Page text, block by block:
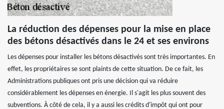
La réduction des dépenses pour la mise en place
des bétons désactivés dans le 24 et ses environs
Les dépenses pour installer les bétons désactivés sont très importantes. En
effet, les propriétaires se sont plaints de cette situation. De ce fait, les
Administrations publiques ont pris une décision qui va réduire
considérablement les dépenses en énergie. Il s'agit les plus souvent des
subventions. À côté de cela, il y a aussi les crédits d'impôt qui ont pour